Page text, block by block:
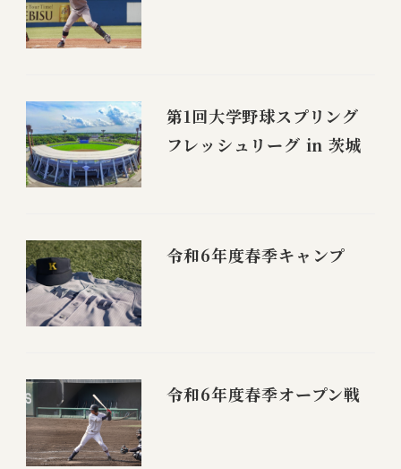
第1回大学野球スプリング
フレッシュリーグ in 茨城
令和6年度春季キャンプ
令和6年度春季オープン戦